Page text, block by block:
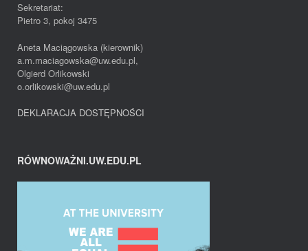
Sekretariat:
Pietro 3, pokoj 3475
Aneta Maciągowska (kierownik)
a.m.maciagowska@uw.edu.pl,
Olgierd Orlikowski
o.orlikowski@uw.edu.pl
DEKLARACJA DOSTĘPNOŚCI
RÓWNOWAŻNI.UW.EDU.PL